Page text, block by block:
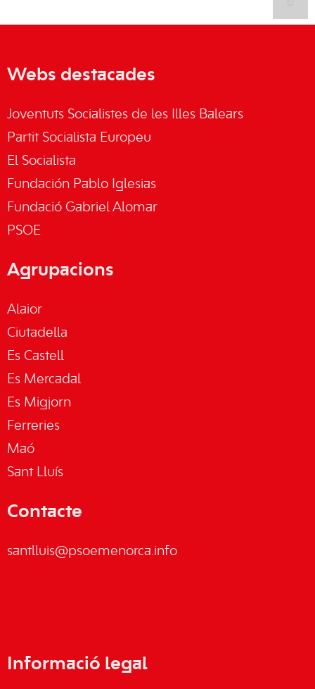
Webs destacades
Joventuts Socialistes de les Illes Balears
Partit Socialista Europeu
El Socialista
Fundación Pablo Iglesias
Fundació Gabriel Alomar
PSOE
Agrupacions
Alaior
Ciutadella
Es Castell
Es Mercadal
Es Migjorn
Ferreries
Maó
Sant Lluís
Contacte
santlluis@psoemenorca.info
Informació legal